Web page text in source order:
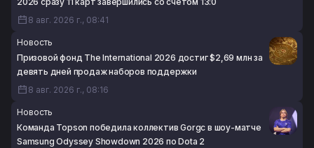
8 авг. 2026 г., 08:41
Новость
Призовой фонд The International 2026 достиг $2,69 млн за
девять дней продаж наборов поддержки
8 авг. 2026 г., 08:16
Новость
Команда Topson победила коллектив Gorgc в шоу-матче
Samsung Odyssey Showdown 2026 по Dota 2